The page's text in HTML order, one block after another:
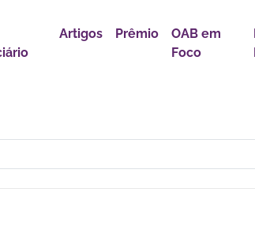
Artigos Prêmio
OAB em
Foco